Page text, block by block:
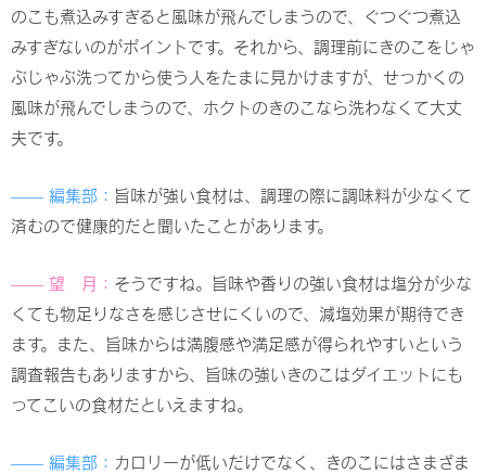
のこも煮込みすぎると風味が飛んでしまうので、ぐつぐつ煮込
みすぎないのがポイントです。それから、調理前にきのこをじゃ
ぶじゃぶ洗ってから使う人をたまに見かけますが、せっかくの
風味が飛んでしまうので、ホクトのきのこなら洗わなくて大丈
夫です。
—— 編集部： 旨味が強い食材は、調理の際に調味料が少なくて
済むので健康的だと聞いたことがあります。
—— 望 月： そうですね。旨味や香りの強い食材は塩分が少な
くても物足りなさを感じさせにくいので、減塩効果が期待でき
ます。また、旨味からは満腹感や満足感が得られやすいという
調査報告もありますから、旨味の強いきのこはダイエットにも
ってこいの食材だといえますね。
—— 編集部： カロリーが低いだけでなく、きのこにはさまざま